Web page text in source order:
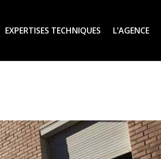
EXPERTISES TECHNIQUES L’AGENCE